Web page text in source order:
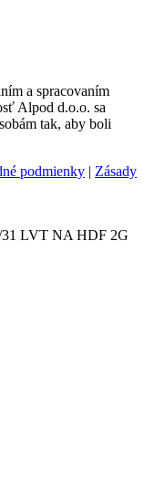
a spracovaním
Alpod d.o.o. sa
tak, aby boli
podmienky | Zásady